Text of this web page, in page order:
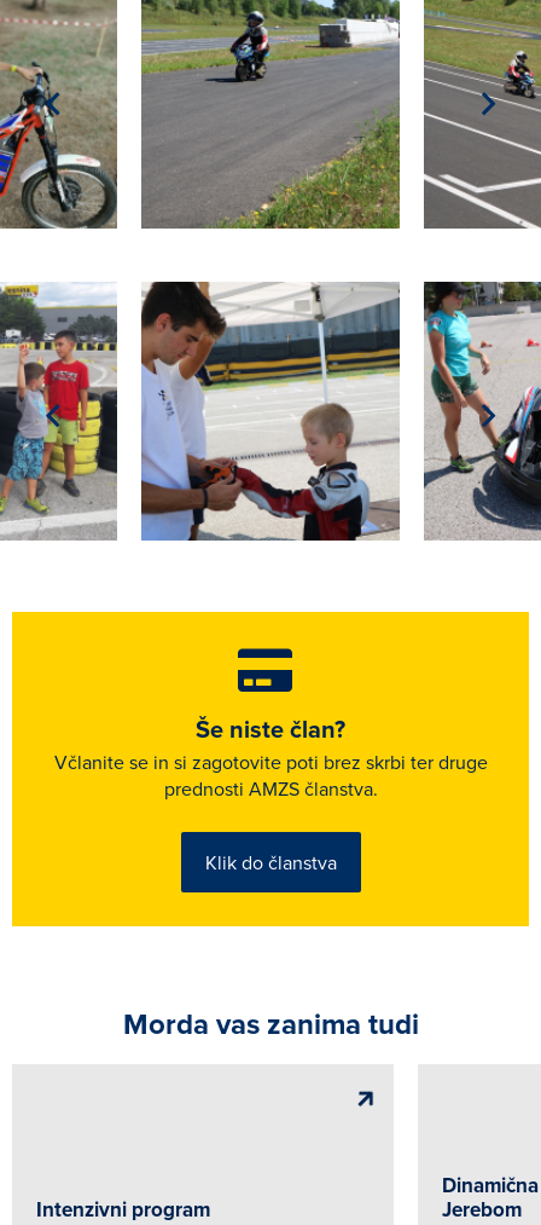
Še niste član?
Včlanite se in si zagotovite poti brez skrbi ter druge
prednosti AMZS članstva.
Klik do članstva
Morda vas zanima tudi
Intenzivni program
Jerebom